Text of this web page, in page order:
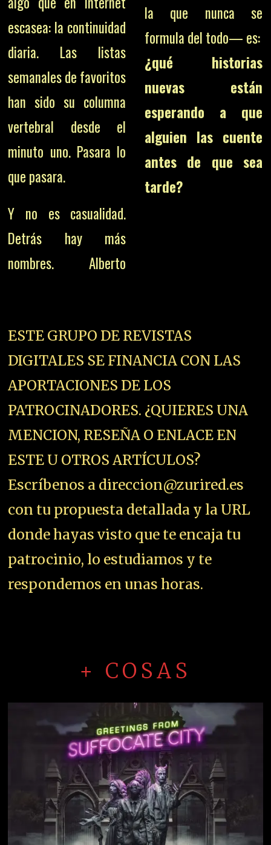
escasea: la continuidad
diaria. Las listas
semanales de favoritos
han sido su columna
vertebral desde el
minuto uno. Pasara lo
que pasara.
Y no es casualidad.
Detrás hay más
nombres. Alberto
la que nunca se
formula del todo— es:
¿qué historias
nuevas están
esperando a que
alguien las cuente
antes de que sea
tarde?
ESTE GRUPO DE REVISTAS
DIGITALES SE FINANCIA CON LAS
APORTACIONES DE LOS
PATROCINADORES. ¿QUIERES UNA
MENCION, RESEÑA O ENLACE EN
ESTE U OTROS ARTÍCULOS?
Escríbenos a direccion@zurired.es
con tu propuesta detallada y la URL
donde hayas visto que te encaja tu
patrocinio, lo estudiamos y te
respondemos en unas horas.
+ COSAS